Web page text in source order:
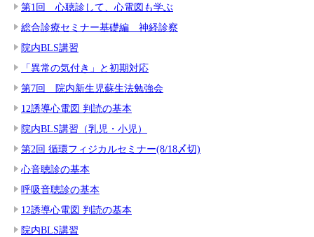
第1回 心聴診して、心電図も学ぶ
総合診療セミナー基礎編 神経診察
院内BLS講習
「異常の気付き」と初期対応
第7回 院内新生児蘇生法勉強会
12誘導心電図 判読の基本
院内BLS講習（乳児・小児）
第2回 循環フィジカルセミナー(8/18〆切)
心音聴診の基本
呼吸音聴診の基本
12誘導心電図 判読の基本
院内BLS講習